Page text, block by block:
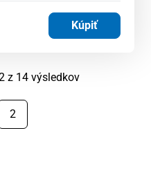
Kúpiť
z 14 výsledkovZoradené
2